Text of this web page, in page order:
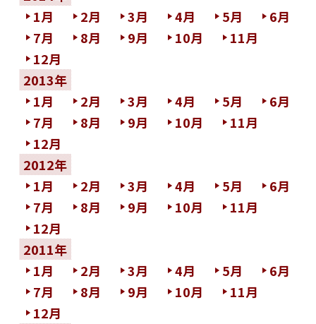
1月
2月 3月 4月 5月
6月
7月
8月 9月 10月
11月
12月
2013年
1月
2月 3月 4月 5月
6月
7月
8月 9月 10月
11月
12月
2012年
1月
2月 3月 4月 5月
6月
7月
8月 9月 10月
11月
12月
2011年
1月
2月 3月 4月 5月
6月
7月
8月 9月 10月
11月
12月